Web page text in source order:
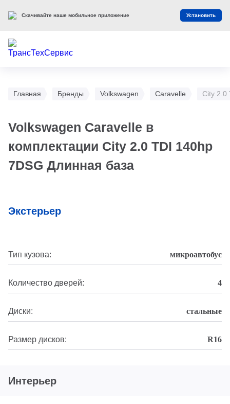
Главная Бренды Volkswagen Caravelle City 2.0
Volkswagen Caravelle в
комплектации City 2.0 TDI 140hp
7DSG Длинная база
Экстерьер
Тип кузова: микроавтобус
Количество дверей: 4
Диски: стальные
Размер дисков: R16
Интерьер
Скачивайте наше мобильное приложение Установить